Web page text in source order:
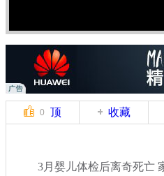
0 顶 收藏
3月婴儿体检后离奇死亡